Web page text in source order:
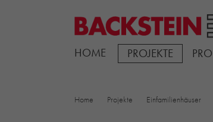
HOME PROJEKTE
Home Projekte Einfamilienhäuser